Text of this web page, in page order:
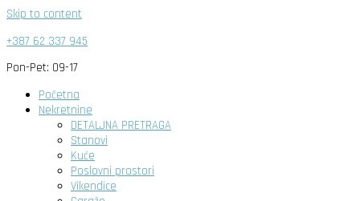
Skip to content
+387 62 337 945
Pon-Pet: 09-17
Početna
Nekretnine
DETALJNA PRETRAGA
Stanovi
Kuće
Poslovni prostori
Vikendice